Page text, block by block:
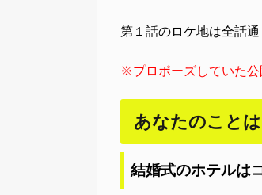
第１話のロケ地は全話
※プロポーズしていた公
あなたのこと
結婚式のホテルは